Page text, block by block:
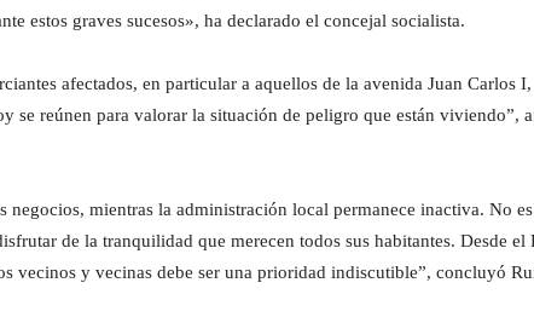
estos graves sucesos», ha declarado el concejal socialista.
afectados, en particular a aquellos de la avenida Juan Carlos
se reúnen para valorar la situación de peligro que están viviendo”,
mientras la administración local permanece inactiva. No es
de la tranquilidad que merecen todos sus habitantes. Desde el
vecinos y vecinas debe ser una prioridad indiscutible”, concluyó